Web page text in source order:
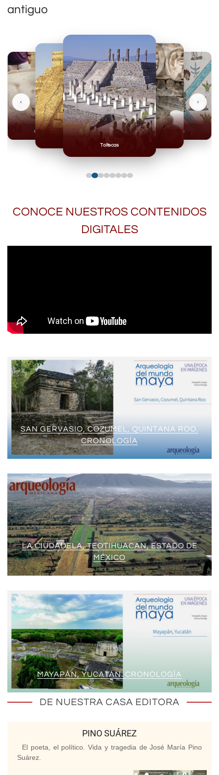
antiguo
Toltecas
Mexicas
Olmecas
‹ ›
CONOCE NUESTROS CONTENIDOS
DIGITALES
SAN GERVASIO, COZUMEL, QUINTANA ROO.
CRONOLOGÍA
LA CIUDADELA, TEOTIHUACAN, ESTADO DE
MÉXICO
MAYAPÁN, YUCATÁN. CRONOLOGÍA
DE NUESTRA CASA EDITORA
PINO SUÁREZ
El poeta, el político. Vida y tragedia de José María Pino
Suárez.